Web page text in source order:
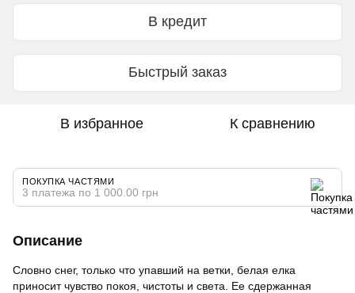
В кредит
Быстрый заказ
В избранное К сравнению
ПОКУПКА ЧАСТЯМИ
3 платежа по 1 000.00 грн
Описание
Словно снег, только что упавший на ветки, белая елка
приносит чувство покоя, чистоты и света. Ее сдержанная